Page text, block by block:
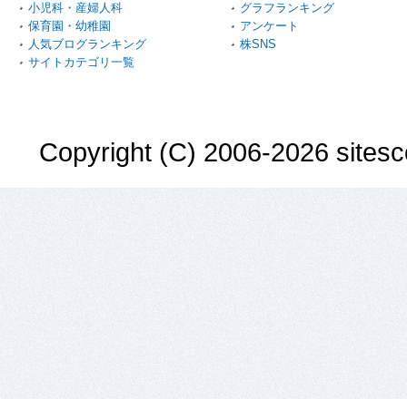
小児科・産婦人科
保育園・幼稚園
人気ブログランキング
サイトカテゴリ一覧
グラフランキング
アンケート
株SNS
Copyright (C) 2006-2026